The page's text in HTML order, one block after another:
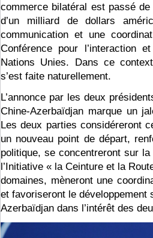
commerce bilatéral est passé
d’un milliard de dollars
communication et une
Conférence pour l’interaction
Nations Unies. Dans ce
s’est faite naturellement.
L’annonce par les deux
Chine-Azerbaïdjan marque un
Les deux parties considéreront
un nouveau point de départ,
politique, se concentreront sur
l’Initiative « la Ceinture et la
domaines, mèneront une
et favoriseront le développement
Azerbaïdjan dans l’intérêt des